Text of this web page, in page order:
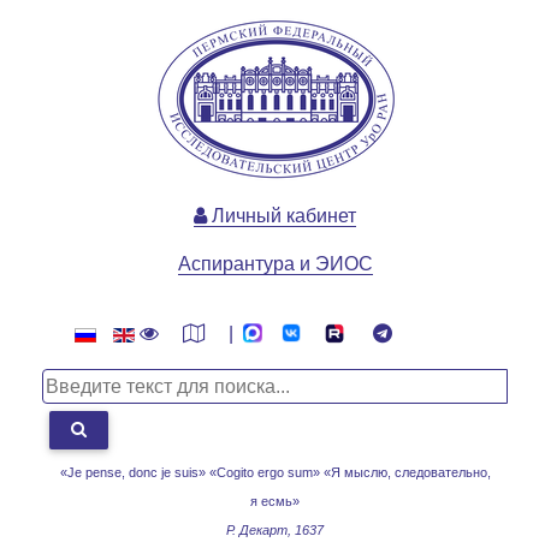
«Je pense, donc je suis» «Cogito ergo sum» «Я мыслю, следовательно,
я есмь»
Р. Декарт, 1637
Личный кабинет
Аспирантура и ЭИОС